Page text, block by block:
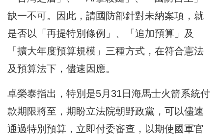
缺一不可。因此，請國防部針對未納案項，就
是否以「再提特別條例」、「追加預算」及
「擴大年度預算規模」三種方式，在符合憲法
及預算法下，儘速因應。
卓榮泰指出，特別是5月31日海馬士火箭系統付
款期限將至，期盼立法院朝野政黨，可以儘速
通過特別預算，立即付委審查，以期使國軍官